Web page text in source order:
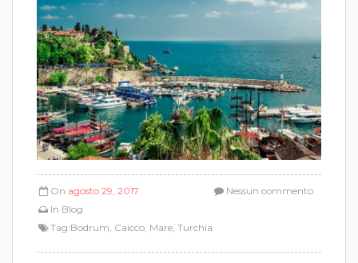
On agosto 29, 2017
In Blog
Tag:Bodrum Caicco, Mare, Turchia
Nessun commento